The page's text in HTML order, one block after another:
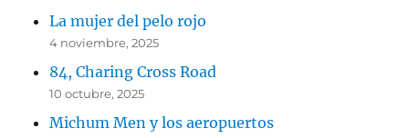
La mujer del pelo rojo
4 noviembre, 2025
84, Charing Cross Road
10 octubre, 2025
Michum Men y los aeropuertos